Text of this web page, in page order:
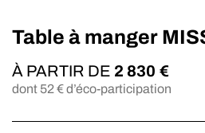
Table à manger
À PARTIR DE 2 830 €
dont 52€ d’éco-participation